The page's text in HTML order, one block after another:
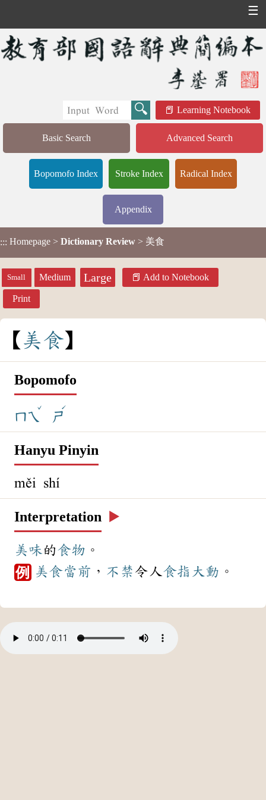
☰
Learning Notebook
Basic Search Advanced Search
Bopomofo Index Stroke Index Radical Index
Appendix
::: Homepage > Dictionary Review > 美食
Small Medium Large Add to Notebook
Print
美食
Bopomofo
ㄇㄟ
ˇ
ㄕ
ˊ
Hanyu Pinyin
měi shí
Interpretation ▶️
美味的食物 。
例 美食當前 ， 不禁 令人 食指大動 。